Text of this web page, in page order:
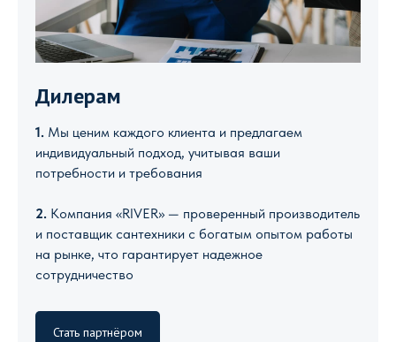
Дилерам
1. Мы ценим каждого клиента и предлагаем
индивидуальный подход, учитывая ваши
потребности и требования
2. Компания «RIVER» — проверенный производитель
и поставщик сантехники с богатым опытом работы
на рынке, что гарантирует надежное
сотрудничество
Стать партнёром